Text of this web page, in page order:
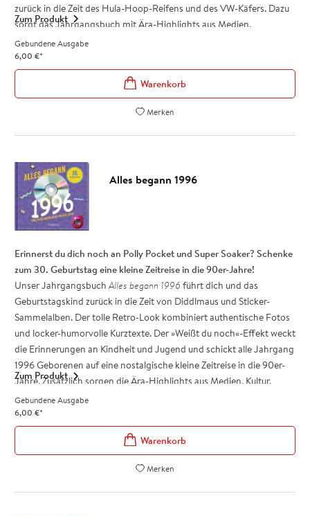
zurück in die Zeit des Hula-Hoop-Reifens und des VW-Käfers. Dazu
sorgt das Jahrgangsbuch mit Ära-Highlights aus Medien,
Gesellschaft, Kultur und Lifestyle für Gesprächsstoff und weckt
sicher viele Erinnerungen, die gleich im Kreis der Familie geteilt
werden können.
Der »Weißt du noch«-Effekt für den Jahrgang 1956: ein tolles
Charmante Geschenkidee und beliebt als kleines Zusatz-
50er-Jahre
Besonderes Retro-Design - Authentische Fotos und lockere
Kurztexte wecken Erinnerungen!
Für Frauen und Männer Jahrgang 1956: Ein besonderes
Geschenk zum runden Geburtstag
Das Jahrgangsbuch Alles begann 1956
ist ein tolles Geschenk zum
70. Geburtstag, das auf der Geburtstagsparty sicher für reichlich
Gesprächsstoff sorgt!
Zum Produkt
Gebundene Ausgabe
6,00 €*
Merken
Alles begann 1996
Erinnerst du dich noch an Polly Pocket und Super Soaker? Schenke
zum 30. Geburtstag eine kleine Zeitreise in die 90er-Jahre!
Unser JahrgangsbuchAlles begann 1996 führt dich und das
Geburtstagskind zurück in die Zeit von Diddlmaus und Sticker-
Sammelalben. Der tolle Retro-Look kombiniert authentische Fotos
und locker-humorvolle Kurztexte. Der »Weißt du noch«-Effekt weckt
die Erinnerungen an Kindheit und Jugend und schickt alle Jahrgang
1996 Geborenen auf eine nostalgische kleine Zeitreise in die 90er-
Jahre. Zusätzlich sorgen die Ära-Highlights aus Medien, Kultur,
Lifestyle und Gesellschaft für Gesprächsstoff.
Das Jahrgangsbuch ist ein tolles Geschenk zum 30. Geburtstag, das
bei allen 1996 Geborenen bestimmt jede Menge schöne
Geschenk zum 30. Geburtstag: Schenke eine Zeitreise in die 90er-
Jahre
Zum Produkt
Gebundene Ausgabe
6,00 €*
Merken